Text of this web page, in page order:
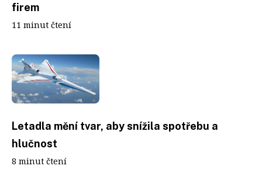
firem
11 minut čtení
Letadla mění tvar, aby snížila spotřebu a
hlučnost
8 minut čtení